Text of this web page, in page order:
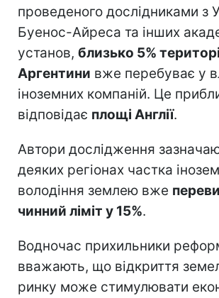
проведеного дослідниками з
Буенос-Айреса та інших
установ, близько 5%
Аргентини вже перебуває у
іноземних компаній. Це
відповідає площі Англії.
Автори дослідження
деяких регіонах частка
володіння землею вже
чинний ліміт у 15%.
Водночас прихильники
вважають, що відкриття
ринку може стимулювати